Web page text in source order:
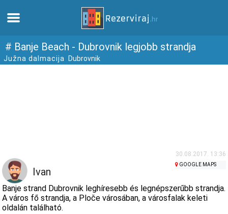
Otthon
webcams
Ismerkedjen meg Horvátországgal
múzeumok
# Banje Beach - Dubrovnik legjobb strandja
Južna dalmacija Dubrovnik
30.08.2017. 13:36
Ivan
GOOGLE MAPS
Banje strand Dubrovnik leghíresebb és legnépszerűbb strandja.
A város fő strandja, a Ploče városában, a városfalak keleti
oldalán található.